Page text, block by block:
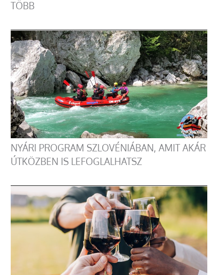
TÖBB
NYÁRI PROGRAM SZLOVÉNIÁBAN, AMIT AKÁR
ÚTKÖZBEN IS LEFOGLALHATSZ